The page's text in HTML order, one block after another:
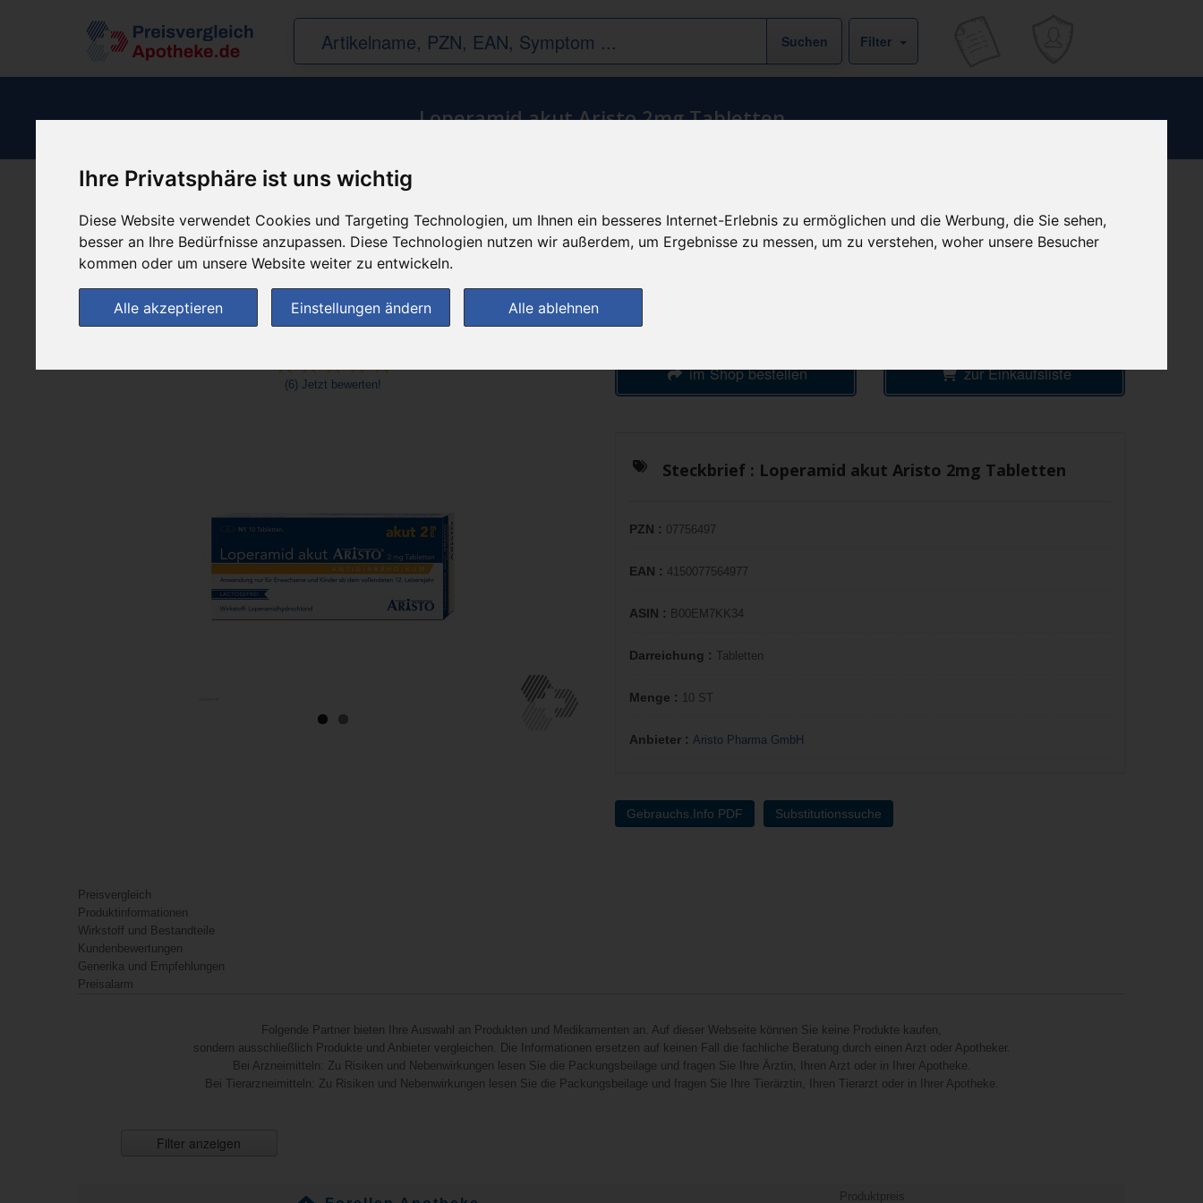
Ihre Privatsphäre ist uns wichtig
Diese Website verwendet Cookies und Targeting Technologien, um Ihnen ein besseres Internet-Erlebnis zu ermöglichen und die Werbung, die Sie sehen,
besser an Ihre Bedürfnisse anzupassen. Diese Technologien nutzen wir außerdem, um Ergebnisse zu messen, um zu verstehen, woher unsere Besucher
kommen oder um unsere Website weiter zu entwickeln.
Alle akzeptieren Einstellungen ändern Alle ablehnen
Filter
Loperamid akut Aristo 2mg Tabletten
Produkt empfehlen günstigster Produktpreis ab
1,15 €
+ 5,45 € Versandkosten
& inkl. MwSt.
(6) Jetzt bewerten!
im Shop bestellen zur Einkaufsliste
Steckbrief : Loperamid akut Aristo 2mg Tabletten
PZN : 07756497
EAN : 4150077564977
ASIN : B00EM7KK34
Darreichung : Tabletten
Menge : 10 ST
Anbieter : Aristo Pharma GmbH
Gebrauchs.Info PDF Substitutionssuche
Preisvergleich
Produktinformationen
Wirkstoff und Bestandteile
Kundenbewertungen
Generika und Empfehlungen
Preisalarm
Folgende Partner bieten Ihre Auswahl an Produkten und Medikamenten an. Auf dieser Webseite können Sie keine Produkte kaufen,
sondern ausschließlich Produkte und Anbieter vergleichen. Die Informationen ersetzen auf keinen Fall die fachliche Beratung durch einen Arzt oder Apotheker.
Bei Arzneimitteln: Zu Risiken und Nebenwirkungen lesen Sie die Packungsbeilage und fragen Sie Ihre Ärztin, Ihren Arzt oder in Ihrer Apotheke.
Bei Tierarzneimitteln: Zu Risiken und Nebenwirkungen lesen Sie die Packungsbeilage und fragen Sie Ihre Tierärztin, Ihren Tierarzt oder in Ihrer Apotheke.
Filter anzeigen
Produktpreis